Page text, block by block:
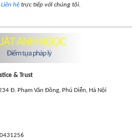
Liên hệ trực tiếp với chúng tôi.
& Trust
Đ. Phạm Văn Đồng, Phú Diễn, Hà Nội